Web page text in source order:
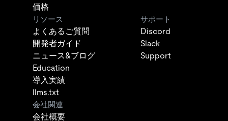
価格
リソース
よくあるご質問
開発者ガイド
ニュース&ブログ
Education
導入実績
llms.txt
サポート
Discord
Slack
Support
会社関連
会社概要